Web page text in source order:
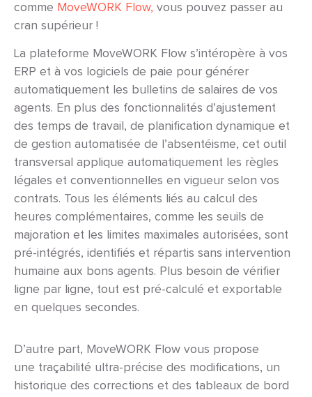
comme MoveWORK Flow, vous pouvez passer au
cran supérieur !
La plateforme MoveWORK Flow s’intéropère à vos
ERP et à vos logiciels de paie pour générer
automatiquement les bulletins de salaires de vos
agents. En plus des fonctionnalités d’ajustement
des temps de travail, de planification dynamique et
de gestion automatisée de l’absentéisme, cet outil
transversal applique automatiquement les règles
légales et conventionnelles en vigueur selon vos
contrats. Tous les éléments liés au calcul des
heures complémentaires, comme les seuils de
majoration et les limites maximales autorisées, sont
pré-intégrés, identifiés et répartis sans intervention
humaine aux bons agents. Plus besoin de vérifier
ligne par ligne, tout est pré-calculé et exportable
en quelques secondes.
D’autre part, MoveWORK Flow vous propose
une traçabilité ultra-précise des modifications, un
historique des corrections et des tableaux de bord